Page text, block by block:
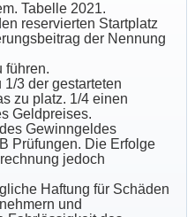
Tabelle 2021.
reservierten Startplatz
der Nennung
führen.
3 der gestarteten
zu platz. 1/4 einen
Geldpreises.
Gewinngeldes
Prüfungen. Die Erfolge
jedoch
Haftung für Schäden
und